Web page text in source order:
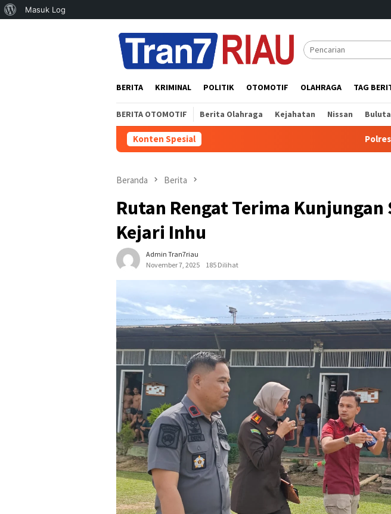
Tentang
Masuk Log
BERITA KRIMINAL POLITIK OTOMOTIF OLAHRAGA TAG
BERITA OTOMOTIF Berita Olahraga Kejahatan Nissan
Konten Spesial Polres Boyolali
Beranda Berita
Rutan Rengat Terima
Kejari Inhu
Admin Tran7riau
November 7, 2025
185 Dilihat